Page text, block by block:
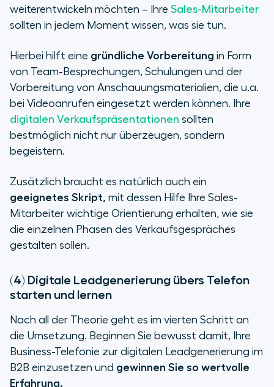
weiterentwickeln möchten – Ihre Sales-Mitarbeiter
sollten in jedem Moment wissen, was sie tun.
Hierbei hilft eine gründliche Vorbereitung in Form
von Team-Besprechungen, Schulungen und der
Vorbereitung von Anschauungsmaterialien, die u.a.
bei Videoanrufen eingesetzt werden können. Ihre
digitalen Verkaufspräsentationen sollten
bestmöglich nicht nur überzeugen, sondern
begeistern.
Zusätzlich braucht es natürlich auch ein
geeignetes Skript, mit dessen Hilfe Ihre Sales-
Mitarbeiter wichtige Orientierung erhalten, wie sie
die einzelnen Phasen des Verkaufsgespräches
gestalten sollen.
(4) Digitale Leadgenerierung übers Telefon
starten und lernen
Nach all der Theorie geht es im vierten Schritt an
die Umsetzung. Beginnen Sie bewusst damit, Ihre
Business-Telefonie zur digitalen Leadgenerierung im
B2B einzusetzen und gewinnen Sie so wertvolle
Erfahrung.